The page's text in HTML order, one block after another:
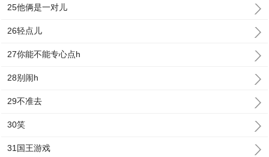
25他俩是一对儿
26轻点儿
27你能不能专心点h
28别闹h
29不准去
30笑
31国王游戏